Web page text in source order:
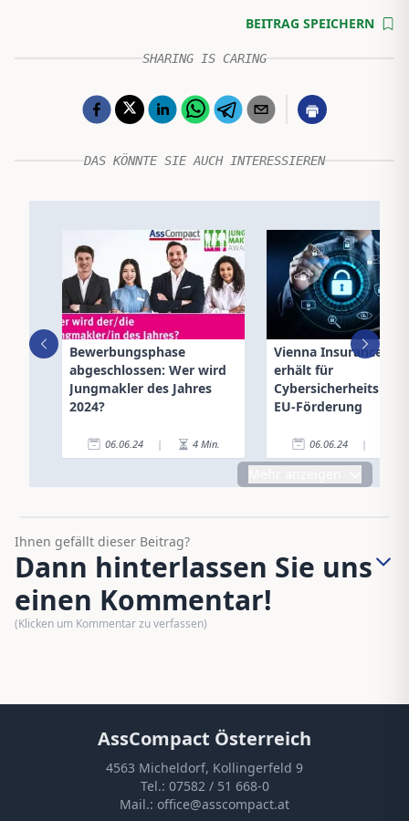
BEITRAG SPEICHERN
SHARING IS CARING
DAS KÖNNTE SIE AUCH INTERESSIEREN
Bewerbungsphase
abgeschlossen: Wer wird
Jungmakler des Jahres
2024?
06.06.24 | 4 Min.
Vienna Insurance
erhält für
EU-Förderung
06.06.24 |
Ihnen gefällt dieser Beitrag?
Dann hinterlassen Sie uns
einen Kommentar!
(Klicken um Kommentar zu verfassen)
AssCompact Österreich
4563 Micheldorf, Kollingerfeld 9
Tel.: 07582 / 51 668-0
Mail.: office@asscompact.at